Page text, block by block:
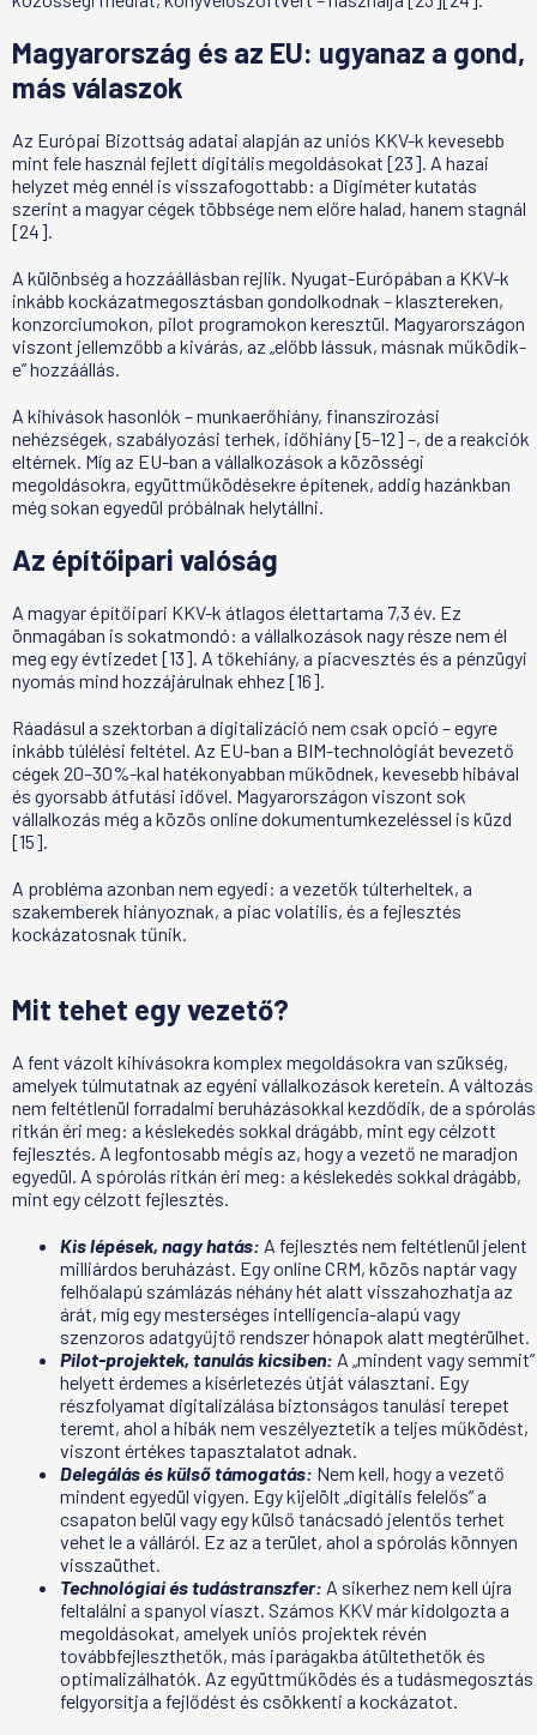
Magyarország és az EU: ugyanaz a gond,
más válaszok
Az Európai Bizottság adatai alapján az uniós KKV-k kevesebb
mint fele használ fejlett digitális megoldásokat [23]. A hazai
helyzet még ennél is visszafogottabb: a Digiméter kutatás
szerint a magyar cégek többsége nem előre halad, hanem stagnál
[24].
A különbség a hozzáállásban rejlik. Nyugat-Európában a KKV-k
inkább kockázatmegosztásban gondolkodnak – klasztereken,
konzorciumokon, pilot programokon keresztül. Magyarországon
viszont jellemzőbb a kivárás, az „előbb lássuk, másnak működik-
e” hozzáállás.
A kihívások hasonlók – munkaerőhiány, finanszírozási
nehézségek, szabályozási terhek, időhiány [5–12] –, de a reakciók
eltérnek. Míg az EU-ban a vállalkozások a közösségi
megoldásokra, együttműködésekre építenek, addig hazánkban
még sokan egyedül próbálnak helytállni.
Az építőipari valóság
A magyar építőipari KKV-k átlagos élettartama 7,3 év. Ez
önmagában is sokatmondó: a vállalkozások nagy része nem él
meg egy évtizedet [13]. A tőkehiány, a piacvesztés és a pénzügyi
nyomás mind hozzájárulnak ehhez [16].
Ráadásul a szektorban a digitalizáció nem csak opció – egyre
inkább túlélési feltétel. Az EU-ban a BIM-technológiát bevezető
cégek 20–30%-kal hatékonyabban működnek, kevesebb hibával
és gyorsabb átfutási idővel. Magyarországon viszont sok
vállalkozás még a közös online dokumentumkezeléssel is küzd
[15].
A probléma azonban nem egyedi: a vezetők túlterheltek, a
szakemberek hiányoznak, a piac volatilis, és a fejlesztés
kockázatosnak tűnik.
Mit tehet egy vezető?
A fent vázolt kihívásokra komplex megoldásokra van szükség,
amelyek túlmutatnak az egyéni vállalkozások keretein. A változás
nem feltétlenül forradalmi beruházásokkal kezdődik, de a spórolás
ritkán éri meg: a késlekedés sokkal drágább, mint egy célzott
fejlesztés. A legfontosabb mégis az, hogy a vezető ne maradjon
egyedül. A spórolás ritkán éri meg: a késlekedés sokkal drágább,
mint egy célzott fejlesztés.
Kis lépések, nagy hatás: A fejlesztés nem feltétlenül jelent
milliárdos beruházást. Egy online CRM, közös naptár vagy
felhőalapú számlázás néhány hét alatt visszahozhatja az
árát, míg egy mesterséges intelligencia-alapú vagy
szenzoros adatgyűjtő rendszer hónapok alatt megtérülhet.
Pilot-projektek, tanulás kicsiben: A „mindent vagy semmit”
helyett érdemes a kísérletezés útját választani. Egy
részfolyamat digitalizálása biztonságos tanulási terepet
teremt, ahol a hibák nem veszélyeztetik a teljes működést,
viszont értékes tapasztalatot adnak.
Delegálás és külső támogatás: Nem kell, hogy a vezető
mindent egyedül vigyen. Egy kijelölt „digitális felelős” a
csapaton belül vagy egy külső tanácsadó jelentős terhet
vehet le a válláról. Ez az a terület, ahol a spórolás könnyen
visszaüthet.
Technológiai és tudástranszfer: A sikerhez nem kell újra
feltalálni a spanyol viaszt. Számos KKV már kidolgozta a
megoldásokat, amelyek uniós projektek révén
továbbfejleszthetők, más iparágakba átültethetők és
optimalizálhatók. Az együttműködés és a tudásmegosztás
felgyorsítja a fejlődést és csökkenti a kockázatot.